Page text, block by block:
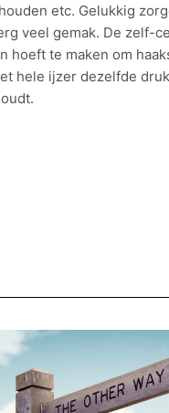
etc. Gelukkig
veel gemak. De zelf-
hoeft te maken om
hele ijzer dezelfde